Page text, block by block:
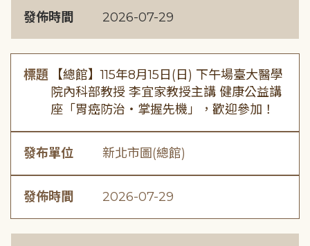
發佈時間 2026-07-29
標題
【總館】115年8月15日(日) 下午場臺大醫學
院內科部教授 李宜家教授主講 健康公益講
座「胃癌防治・掌握先機」，歡迎參加！
發布單位 新北市圖(總館)
發佈時間 2026-07-29